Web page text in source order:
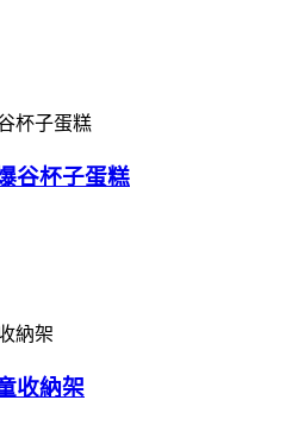
谷杯子蛋糕
收納架